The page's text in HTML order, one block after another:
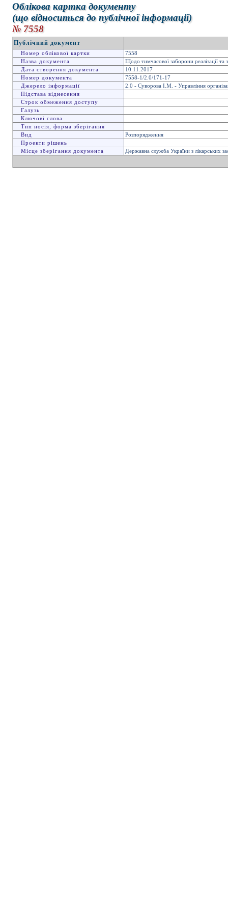
Облікова картка документу
(що відноситься до публічної інформації)
№ 7558
Публічний документ
Номер облікової картки
7558
Назва документа
Щодо тимчасової заборони реалізації
Дата створення документа
10.11.2017
Номер документа
7558-1/2.0/171-17
Джерело інформації
2.0 - Суворова І.М. - Управління
Підстава віднесення
Строк обмеження доступу
Галузь
Ключові слова
Тип носія, форма зберігання
Вид
Розпорядження
Проекти рішень
Місце зберігання документа
Державна служба України з лікарських